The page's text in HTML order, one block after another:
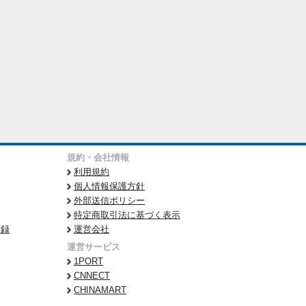
規約・会社情報
利用規約
個人情報保護方針
外部送信ポリシー
特定商取引法に基づく表示
運営会社
運営サービス
1PORT
CNNECT
CHINAMART